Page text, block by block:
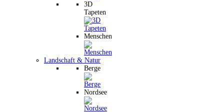
3D
Tapeten
Menschen
Landschaft & Natur
Berge
Nordsee